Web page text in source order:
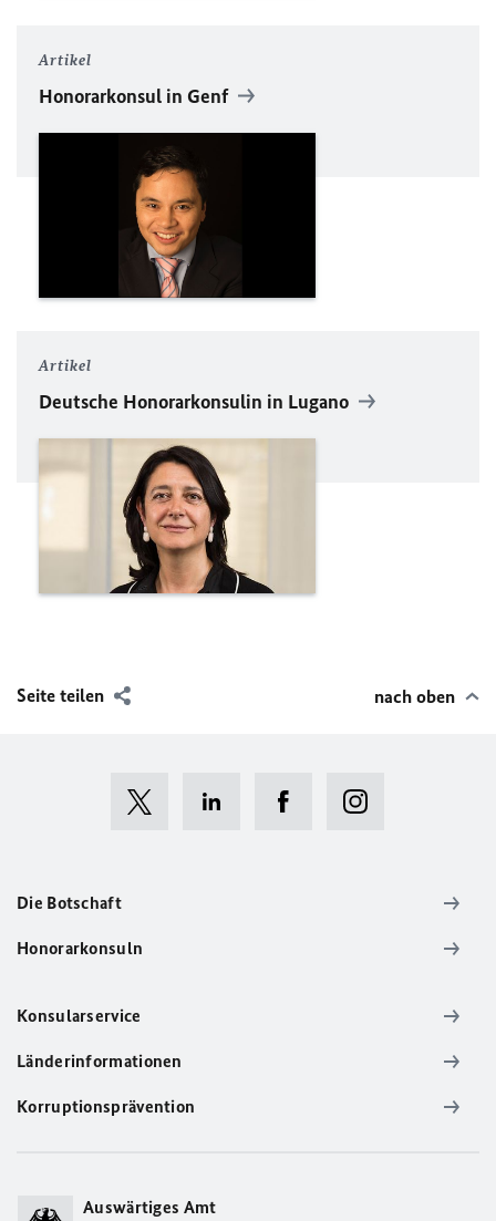
Artikel
Honorarkonsul in Genf
Artikel
Deutsche Honorarkonsulin in Lugano
Seite teilen nach oben
Die Botschaft
Honorarkonsuln
Konsularservice
Länderinformationen
Korruptionsprävention
Auswärtiges Amt